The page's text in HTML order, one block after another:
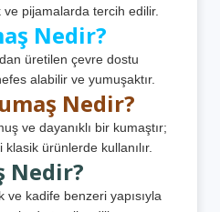
ve pijamalarda tercih edilir.
Nedir?
üretilen çevre dostu
alabilir ve yumuşaktır.
Nedir?
ve dayanıklı bir kumaştır;
ürünlerde kullanılır.
Nedir?
kadife benzeri yapısıyla